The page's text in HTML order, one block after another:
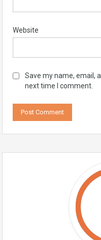
Website
Save my name, email,
next time I comment.